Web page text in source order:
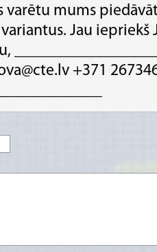
varētu mums
Jau iepriekš
+371